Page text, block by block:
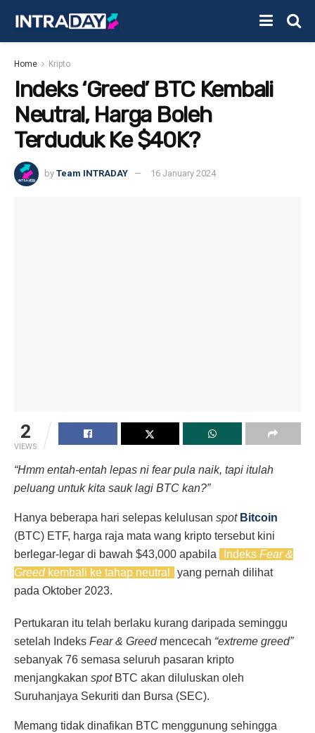
Home Kripto
Indeks ‘Greed’ BTC Kembali
Neutral, Harga Boleh
Terduduk Ke $40K?
by Team INTRADAY 16 January 2024
2
VIEWS
“Hmm entah-entah lepas ni fear pula naik, tapi itulah
peluang untuk kita sauk lagi BTC kan?”
Hanya beberapa hari selepas kelulusan spot Bitcoin
(BTC) ETF, harga raja mata wang kripto tersebut kini
berlegar-legar di bawah $43,000 apabila
IndeksFear &
Greedkembali ke tahap neutral
yang pernah dilihat
pada Oktober 2023.
Pertukaran itu telah berlaku kurang daripada seminggu
setelah Indeks Fear & Greedmencecah “extreme greed”
sebanyak 76 semasa seluruh pasaran kripto
menjangkakan spotBTC akan diluluskan oleh
Suruhanjaya Sekuriti dan Bursa (SEC).
Memang tidak dinafikan BTC menggunung sehingga